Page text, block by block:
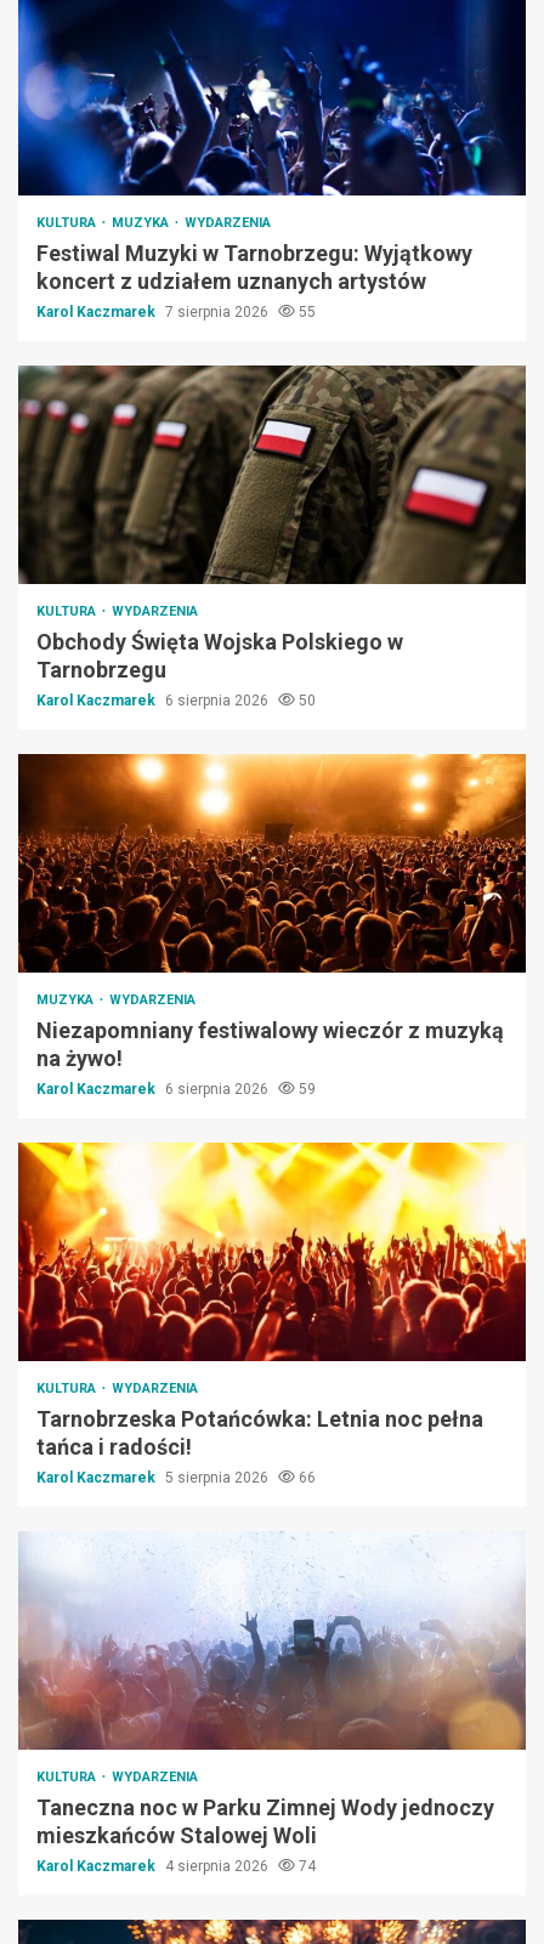
KULTURA MUZYKA WYDARZENIA
Festiwal Muzyki w Tarnobrzegu: Wyjątkowy
koncert z udziałem uznanych artystów
Karol Kaczmarek 7 sierpnia 2026 55
KULTURA WYDARZENIA
Obchody Święta Wojska Polskiego w
Tarnobrzegu
Karol Kaczmarek 6 sierpnia 2026 50
MUZYKA WYDARZENIA
Niezapomniany festiwalowy wieczór z muzyką
na żywo!
Karol Kaczmarek 6 sierpnia 2026 59
KULTURA WYDARZENIA
Tarnobrzeska Potańcówka: Letnia noc pełna
tańca i radości!
Karol Kaczmarek 5 sierpnia 2026 66
KULTURA WYDARZENIA
Taneczna noc w Parku Zimnej Wody jednoczy
mieszkańców Stalowej Woli
Karol Kaczmarek 4 sierpnia 2026 74